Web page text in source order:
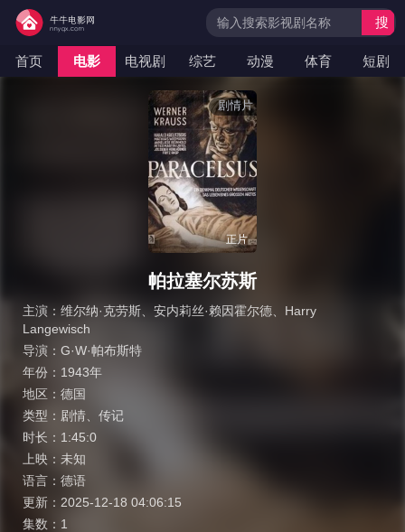
首页 电影 电视剧 综艺 动漫 体育 短剧
搜
剧情片
正片
帕拉塞尔苏斯
主演： 维尔纳·克劳斯 安内莉丝·赖因霍尔德
Harry
Langewisch
导演： G·W·帕布斯特
年份： 1943年
地区： 德国
类型： 剧情
传记
时长： 1:45:0
上映： 未知
语言： 德语
更新： 2025-12-18 04:06:15
集数： 1